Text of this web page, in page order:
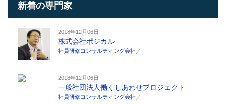
新着の専門家
2018年12月06日
株式会社ポジカル
社員研修コンサルティング会社 ／
2018年12月06日
一般社団法人働くしあわせプロジェクト
社員研修コンサルティング会社 ／